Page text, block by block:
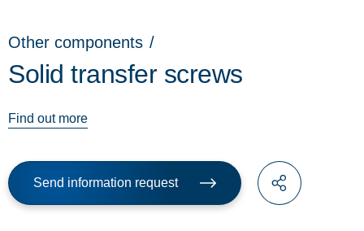
Other components /
Solid transfer screws
Find out more
Send information request